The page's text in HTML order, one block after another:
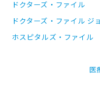
ドクターズ・ファイル
ドクターズ・ファイル ジ
ホスピタルズ・ファイル
医